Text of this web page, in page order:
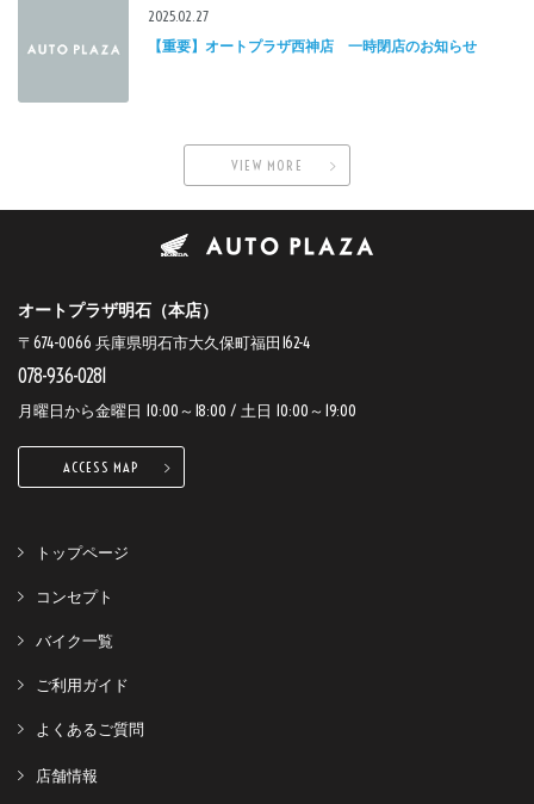
2025.02.27
【重要】オートプラザ西神店 一時閉店のお知らせ
VIEW MORE
オートプラザ明石（本店）
〒674-0066 兵庫県明石市大久保町福田162-4
078-936-0281
月曜日から金曜日 10:00～18:00 / 土日 10:00～19:00
ACCESS MAP
トップページ
コンセプト
バイク一覧
ご利用ガイド
よくあるご質問
店舗情報